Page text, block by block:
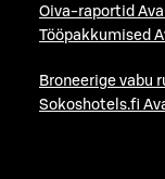
Oiva-raportid
Tööpakkumised
Broneerige vabu
Sokoshotels.fi